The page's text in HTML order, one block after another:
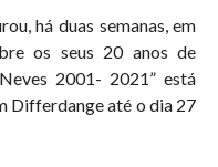
há duas semanas, em
os seus 20 anos de
2001- 2021” está
Differdange até o dia 27